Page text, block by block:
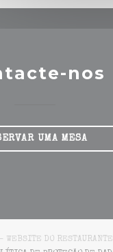
nos
UMA MESA
DO RESTAURANTE